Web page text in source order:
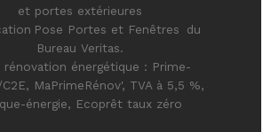
et portes extérieures
Pose Portes et Fenêtres du
Bureau Veritas.
rénovation énergétique : Prime-
MaPrimeRénov', TVA à 5,5 %,
énergie, Ecoprêt taux zéro